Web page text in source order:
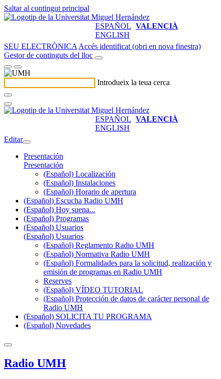
Saltar al contingut principal
ESPAÑOL VALENCIÀ
ENGLISH
SEU ELECTRÒNICA Accés identificat (obri en nova finestra)
Gestor de continguts del lloc
Introdueix la teua cerca
ESPAÑOL VALENCIÀ
ENGLISH
Editar
Presentación
Presentación
(Español) Localización
(Español) Instalaciones
(Español) Horario de apertura
(Español) Escucha Radio UMH
(Español) Hoy suena...
(Español) Programas
(Español) Usuarios
(Español) Usuarios
(Español) Reglamento Radio UMH
(Español) Normativa Radio UMH
(Español) Formalidades para la solicitud, realización y
emisión de programas en Radio UMH
Reserves
(Español) VÍDEO TUTORIAL
(Español) Protección de datos de carácter personal de
Radio UMH
(Español) SOLICITA TU PROGRAMA
(Español) Novedades
Radio UMH